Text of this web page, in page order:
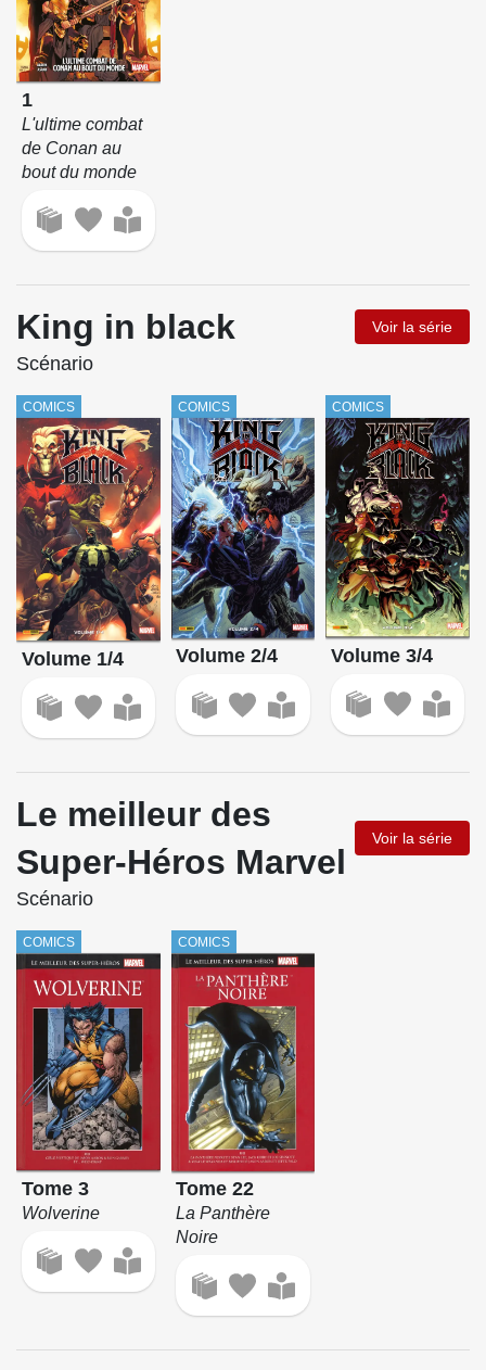
1
L'ultime combat
de Conan au
bout du monde
King in black Voir la série
Scénario
COMICS
Volume 1/4
COMICS
Volume 2/4
COMICS
Volume 3/4
Le meilleur des
Super-Héros Marvel
Voir la série
Scénario
COMICS
Tome 3
Wolverine
COMICS
Tome 22
La Panthère
Noire